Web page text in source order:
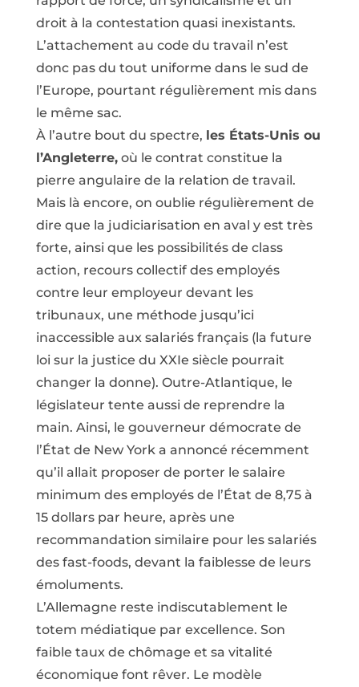
droit à la contestation quasi inexistants.
L’attachement au code du travail n’est
donc pas du tout uniforme dans le sud de
l’Europe, pourtant régulièrement mis dans
le même sac.
À l’autre bout du spectre, les États-Unis ou
l’Angleterre,où le contrat constitue la
pierre angulaire de la relation de travail.
Mais là encore, on oublie régulièrement de
dire que la judiciarisation en aval y est très
forte, ainsi que les possibilités de class
action, recours collectif des employés
contre leur employeur devant les
tribunaux, une méthode jusqu’ici
inaccessible aux salariés français (la future
loi sur la justice du XXIe siècle pourrait
changer la donne). Outre-Atlantique, le
législateur tente aussi de reprendre la
main. Ainsi, le gouverneur démocrate de
l’État de New York a annoncé récemment
qu’il allait proposer de porter le salaire
minimum des employés de l’État de 8,75 à
15 dollars par heure, après une
recommandation similaire pour les salariés
des fast-foods, devant la faiblesse de leurs
émoluments.
L’Allemagne reste indiscutablement le
totem médiatique par excellence. Son
faible taux de chômage et sa vitalité
économique font rêver. Le modèle